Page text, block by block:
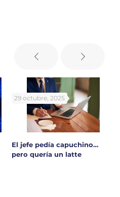
29 octubre, 2025
El jefe pedía capuchino…
pero quería un latte